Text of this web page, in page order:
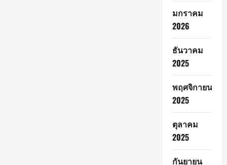
มกราคม
2026
ธันวาคม
2025
พฤศจิกายน
2025
ตุลาคม
2025
กันยายน